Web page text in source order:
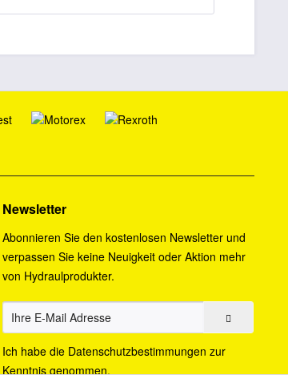
Newsletter
Abonnieren Sie den kostenlosen Newsletter und
verpassen Sie keine Neuigkeit oder Aktion mehr
von Hydraulprodukter.
Ich habe die Datenschutzbestimmungen zur
Kenntnis genommen.